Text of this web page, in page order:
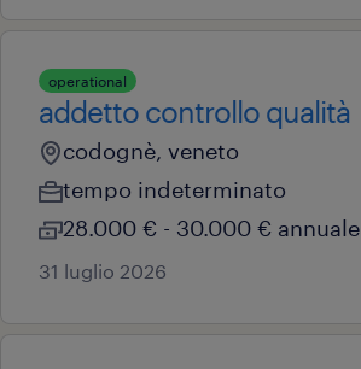
operational
addetto controllo qualità
codognè, veneto
tempo indeterminato
28.000 € - 30.000 € annuale
31 luglio 2026